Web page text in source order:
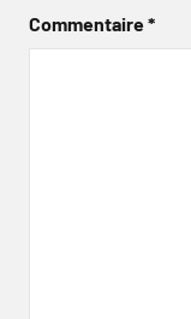
Commentaire*